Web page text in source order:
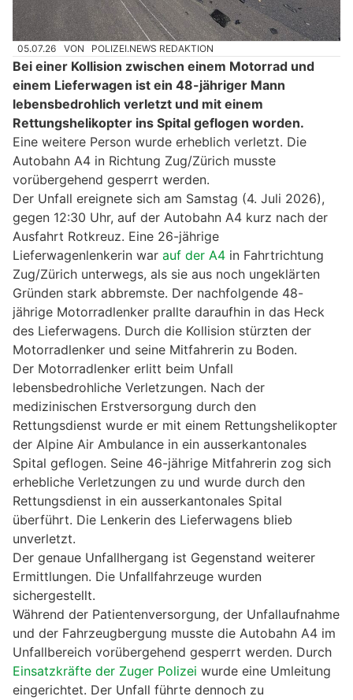
05.07.26 VON POLIZEI.NEWS REDAKTION
Bei einer Kollision zwischen einem Motorrad und
einem Lieferwagen ist ein 48-jähriger Mann
lebensbedrohlich verletzt und mit einem
Rettungshelikopter ins Spital geflogen worden.
Eine weitere Person wurde erheblich verletzt. Die
Autobahn A4 in Richtung Zug/Zürich musste
vorübergehend gesperrt werden.
Der Unfall ereignete sich am Samstag (4. Juli 2026),
gegen 12:30 Uhr, auf der Autobahn A4 kurz nach der
Ausfahrt Rotkreuz. Eine 26-jährige
Lieferwagenlenkerin war auf der A4 in Fahrtrichtung
Zug/Zürich unterwegs, als sie aus noch ungeklärten
Gründen stark abbremste. Der nachfolgende 48-
jährige Motorradlenker prallte daraufhin in das Heck
des Lieferwagens. Durch die Kollision stürzten der
Motorradlenker und seine Mitfahrerin zu Boden.
Der Motorradlenker erlitt beim Unfall
lebensbedrohliche Verletzungen. Nach der
medizinischen Erstversorgung durch den
Rettungsdienst wurde er mit einem Rettungshelikopter
der Alpine Air Ambulance in ein ausserkantonales
Spital geflogen. Seine 46-jährige Mitfahrerin zog sich
erhebliche Verletzungen zu und wurde durch den
Rettungsdienst in ein ausserkantonales Spital
überführt. Die Lenkerin des Lieferwagens blieb
unverletzt.
Der genaue Unfallhergang ist Gegenstand weiterer
Ermittlungen. Die Unfallfahrzeuge wurden
sichergestellt.
Während der Patientenversorgung, der Unfallaufnahme
und der Fahrzeugbergung musste die Autobahn A4 im
Unfallbereich vorübergehend gesperrt werden. Durch
Einsatzkräfte der Zuger Polizei wurde eine Umleitung
eingerichtet. Der Unfall führte dennoch zu